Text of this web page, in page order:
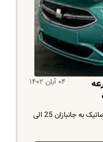
۰۴ آبان ۱۴۰۲
قرعه
طرح واگذاری خودروهای شاهین اتوماتیک و پژو 207 اتوماتیک به جانبازان 25 الی